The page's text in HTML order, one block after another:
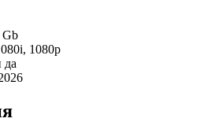
Gb
1080p
да